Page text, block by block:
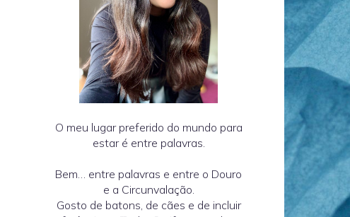
O meu lugar preferido do mundo para
estar é entre palavras.
Bem… entre palavras e entre o Douro
e a Circunvalação.
Gosto de batons, de cães e de incluir